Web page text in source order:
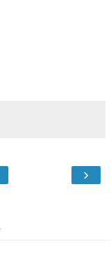
›